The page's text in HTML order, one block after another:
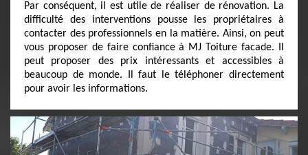
Par conséquent, il est utile de réaliser de rénovation. La
difficulté des interventions pousse les propriétaires à
contacter des professionnels en la matière. Ainsi, on peut
vous proposer de faire confiance à MJ Toiture facade. Il
peut proposer des prix intéressants et accessibles à
beaucoup de monde. Il faut le téléphoner directement
pour avoir les informations.